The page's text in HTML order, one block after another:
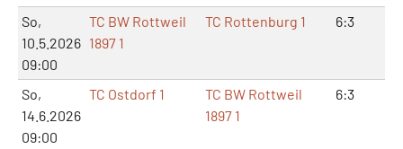
So,
10.5.2026
09:00
TC BW Rottweil
1897 1
TC Rottenburg 1 6:3
So,
14.6.2026
09:00
TC Ostdorf 1
TC BW Rottweil
1897 1
6:3